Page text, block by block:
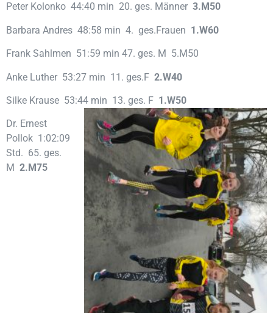
Peter Kolonko 44:40 min 20. ges. Männer 3.M50
Barbara Andres 48:58 min 4. ges.Frauen 1.W60
Frank Sahlmen 51:59 min 47. ges. M 5.M50
Anke Luther 53:27 min 11. ges.F 2.W40
Silke Krause 53:44 min 13. ges. F 1.W50
Dr. Ernest
Pollok 1:02:09
Std. 65. ges.
M 2.M75